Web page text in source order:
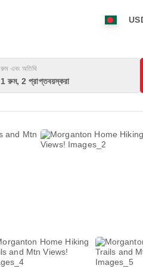
রুম এবং অতিথি
1 রুম, 2 প্রাপ্তবয়স্করা